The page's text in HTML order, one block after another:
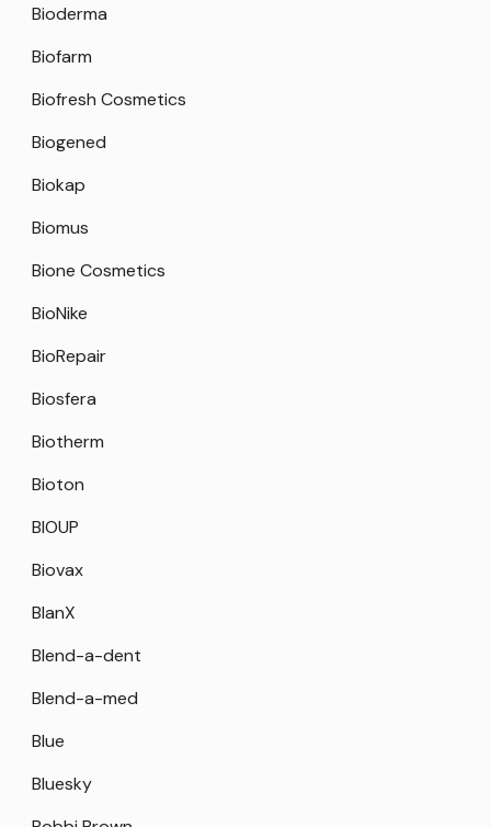
Bioderma
Biofarm
Biofresh Cosmetics
Biogened
Biokap
Biomus
Bione Cosmetics
BioNike
BioRepair
Biosfera
Biotherm
Bioton
BIOUP
Biovax
BlanX
Blend-a-dent
Blend-a-med
Blue
Bluesky